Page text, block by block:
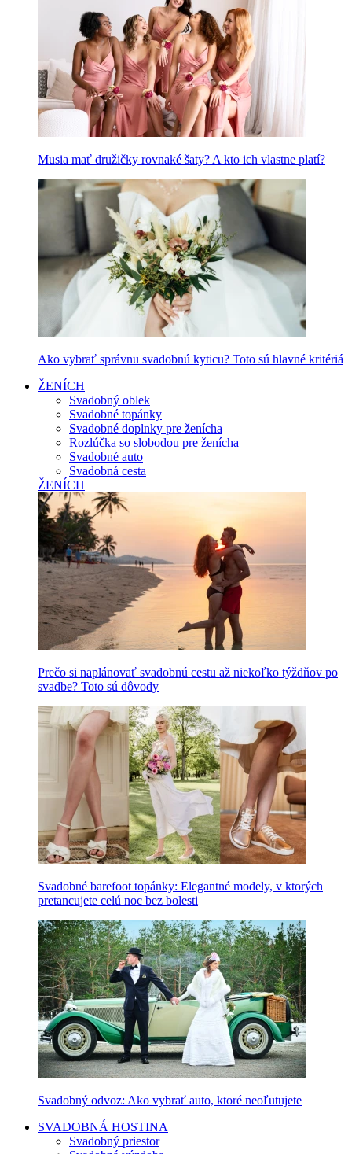
Musia mať družičky rovnaké šaty? A kto ich vlastne platí?
Ako vybrať správnu svadobnú kyticu? Toto sú hlavné kritériá
ŽENÍCH
Svadobný oblek
Svadobné topánky
Svadobné doplnky pre ženícha
Rozlúčka so slobodou pre ženícha
Svadobné auto
Svadobná cesta
ŽENÍCH
Prečo si naplánovať svadobnú cestu až niekoľko týždňov po
svadbe? Toto sú dôvody
Svadobné barefoot topánky: Elegantné modely, v ktorých
pretancujete celú noc bez bolesti
Svadobný odvoz: Ako vybrať auto, ktoré neoľutujete
SVADOBNÁ HOSTINA
Svadobný priestor